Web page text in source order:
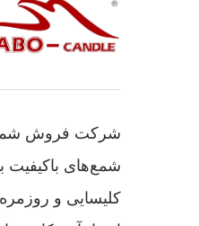
شرکت فروش شمع
شمع‌های
کلیسایی و روزمره